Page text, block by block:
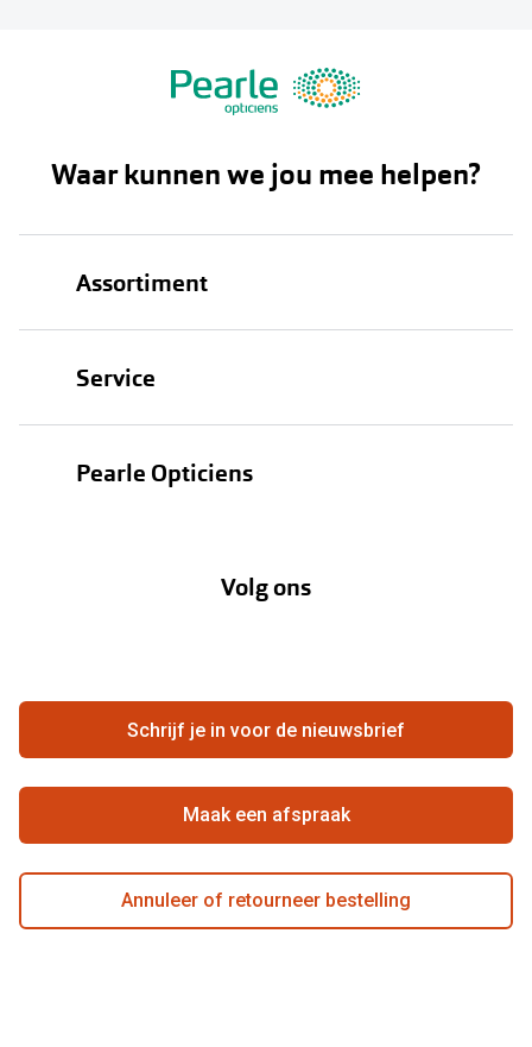
Waar kunnen we jou mee helpen?
Assortiment
Service
Hier de overeenkomst ontbinden
Pearle Opticiens
Beste winkelketen
Volg ons
Schrijf je in voor de nieuwsbrief
Maak een afspraak
Annuleer of retourneer bestelling